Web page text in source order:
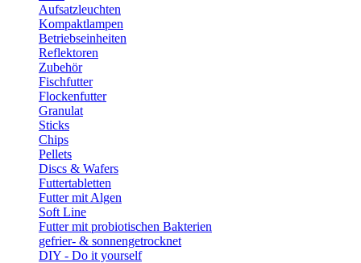
Aufsatzleuchten
Kompaktlampen
Betriebseinheiten
Reflektoren
Zubehör
Fischfutter
Flockenfutter
Granulat
Sticks
Chips
Pellets
Discs & Wafers
Futtertabletten
Futter mit Algen
Soft Line
Futter mit probiotischen Bakterien
gefrier- & sonnengetrocknet
DIY - Do it yourself